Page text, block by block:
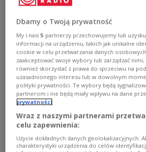
Roberta Metsola ponownie przewodniczącą
Europejskiego
© European Union 2024 - źródło:
Roberta Metsola, która
stanowisku przez kolejne 2,5
wybrana we wtorek na
plenarnej w Strasburgu.
kandydatka Europejskiej Partii
przewodniczącą Parlamentu
ponownie.
Przed głosowaniem w Strasburgu
Dbamy o Twoją prywatność
My i nasi5 partnerzy przechowujemy lub
informacji na urządzeniu, takich jak unikalne
cookie w celu przetwarzania danych
zaakceptować swoje wybory lub zarządzać
również skorzystać z prawa do sprzeciwu na
uzasadnionego interesu lub w dowolnym
polityki prywatności. Te wybory będą
partnerom i nie będą miały wpływu na dane
prywatności
Wraz z naszymi partnerami
celu zapewnienia:
Użycie dokładnych danych geolokalizacyjnych.
charakterystyki urządzenia do celów